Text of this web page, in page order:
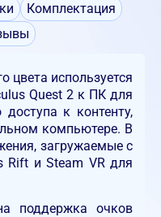
Комплектация
цвета используется
Quest 2 к ПК для
доступа к контенту,
компьютере. В
загружаемые с
Rift и Steam VR для
поддержка очков